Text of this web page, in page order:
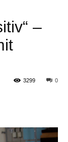
–
0
3299